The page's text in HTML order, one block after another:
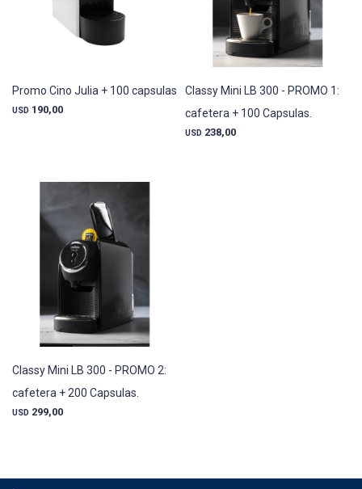
Promo Cino Julia + 100 capsulas
USD 190,00
Classy Mini LB 300 - PROMO 1:
cafetera + 100 Capsulas.
USD 238,00
Classy Mini LB 300 - PROMO 2:
cafetera + 200 Capsulas.
USD 299,00